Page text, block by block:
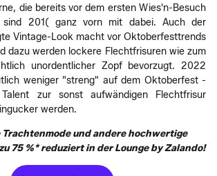
die bereits vor dem ersten Wies'n-Besuch
sind 201( ganz vorn mit dabei. Auch der
Vintage-Look macht vor Oktoberfesttrends
dazu werden lockere Flechtfrisuren wie zum
unordentlicher Zopf bevorzugt. 2022
weniger "streng" auf dem Oktoberfest -
zur sonst aufwändigen Flechtfrisur
werden.
und andere hochwertige
75 %* reduziert in der Lounge by Zalando!